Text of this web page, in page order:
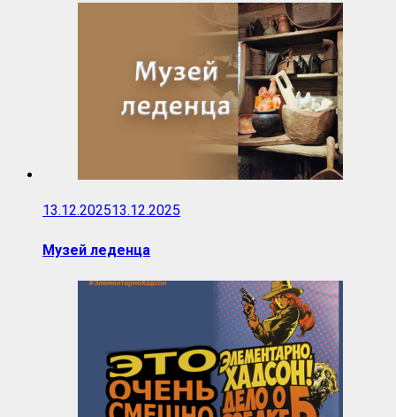
13.12.202513.12.2025
Музей леденца